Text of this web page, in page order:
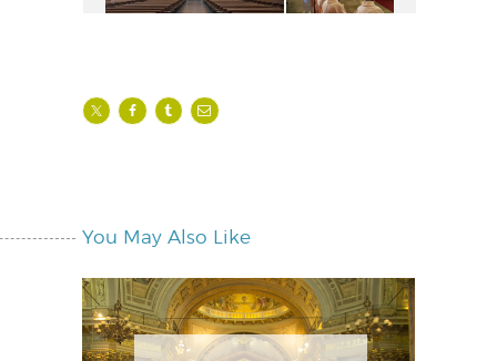
You May Also Like